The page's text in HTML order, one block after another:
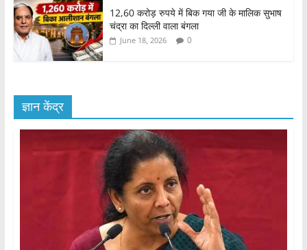
12,60 करोड़ रुपये में बिक गया जी के मालिक सुभाष
चंद्रा का दिल्ली वाला बंगला
June 18, 2026 0
ज्ञान केंद्र